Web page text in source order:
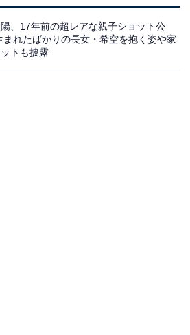
、17年前の超レアな親子ショット公
まれたばかりの長女・希空を抱く姿や家
トも披露